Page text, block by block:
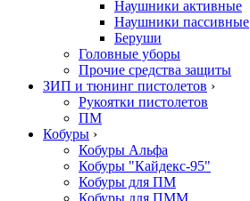
Наушники активные
Наушники пассивные
Беруши
Головные уборы
Прочие средства защиты
ЗИП и тюнинг пистолетов ›
Рукоятки пистолетов
ПМ
Кобуры ›
Кобуры Альфа
Кобуры "Кайдекс-95"
Кобуры для ПМ
Кобуры для ПММ